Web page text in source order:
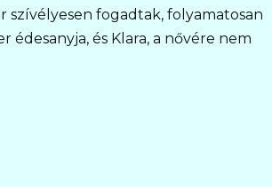
szívélyesen fogadtak, folyamatosan
és Klara, a nővére nem